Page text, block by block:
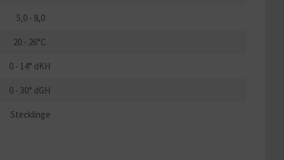
5,0 - 8,0
20 - 26°C
0 - 14° dKH
0 - 30° dGH
Stecklinge